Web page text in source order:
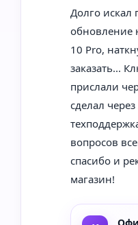
Долго искал
обновление
10 Pro,
заказать...
прислали
сделал
вопросов
спасибо и
магазин!